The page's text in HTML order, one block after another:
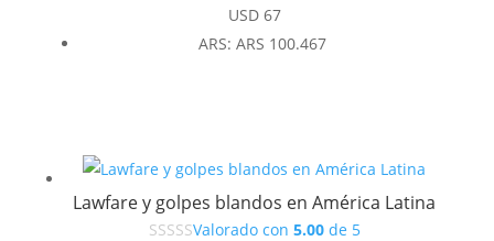
USD67
ARS: ARS 100.467
Lawfare y golpes blandos en América Latina
Valorado con 5.00de 5